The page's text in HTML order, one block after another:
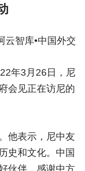
云智库•中国外交
年3月26日，尼
会见正在访尼的
他表示，尼中友
史和文化。中国
伙伴，感谢中方